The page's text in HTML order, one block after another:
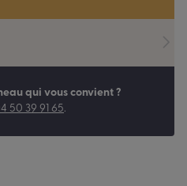
qui vous convient ?
50 39 91 65.